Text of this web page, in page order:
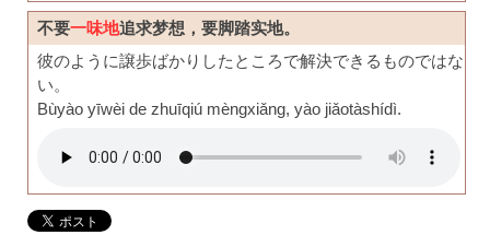
不要一味地追求梦想，要脚踏实地。
彼のように譲歩ばかりしたところで解決できるものではな
い。
Bùyào yīwèi de zhuīqiú mèngxiǎng, yào jiǎotàshídì.